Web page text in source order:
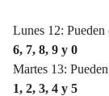
Lunes 12:
6, 7, 8, 9 y 0
Martes 13:
1, 2, 3, 4 y 5